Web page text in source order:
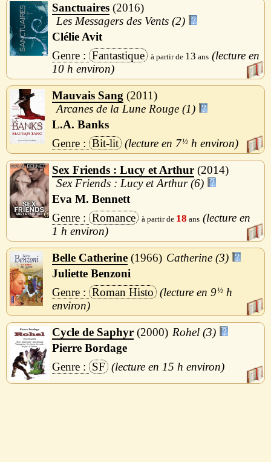
Sanctuaires 2016
Les Messagers des Vents (2)
Clélie Avit
Fantastique
13
10 h
Mauvais Sang
2011
Arcanes de la Lune Rouge (1)
L.A. Banks
Bit-lit
7½ h
Sex Friends : Lucy et Arthur 2014
Sex Friends : Lucy et Arthur (6)
Eva M. Bennett
Romance
18
1 h
Belle Catherine 1966
Catherine (3)
Juliette Benzoni
Roman Histo
9½ h
Cycle de Saphyr 2000
Rohel (3)
Pierre Bordage
SF
15 h